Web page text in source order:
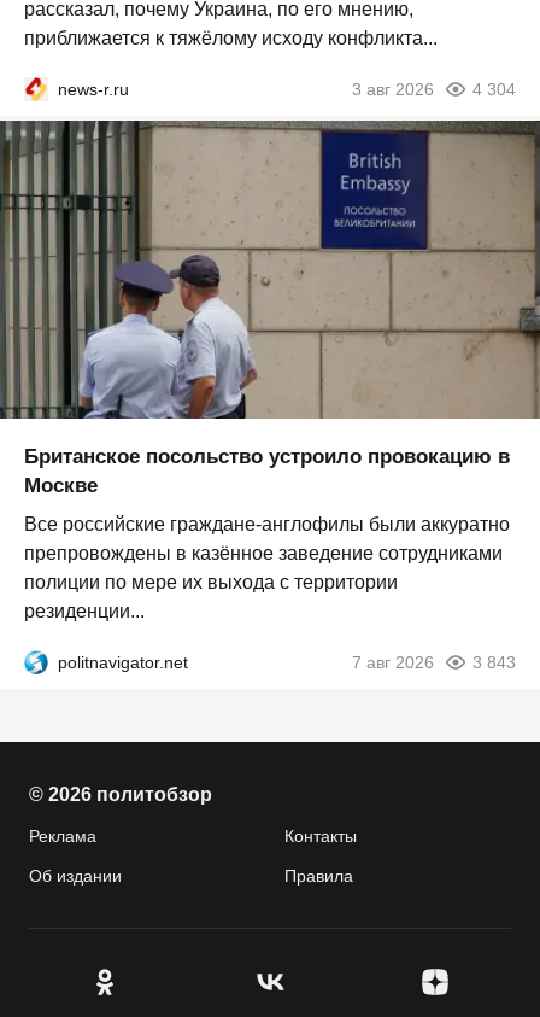
рассказал, почему Украина, по его мнению,
приближается к тяжёлому исходу конфликта...
news-r.ru 3 авг 2026 4 304
Британское посольство устроило провокацию в
Москве
Все российские граждане-англофилы были аккуратно
препровождены в казённое заведение сотрудниками
полиции по мере их выхода с территории
резиденции...
politnavigator.net 7 авг 2026 3 843
© 2026 политобзор
Реклама Контакты
Об издании Правила